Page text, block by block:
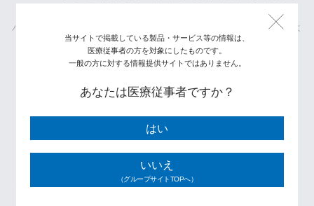
当サイトで掲載している製品・サービス等の情報は、
医療従事者の方を対象にしたものです。
一般の方に対する情報提供サイトではありません。
あなたは医療従事者ですか？
はい
いいえ
（グループサイトTOPへ）
ハイドリックポンプ式とガスシリンダー式の2種類の昇降ベースよ
りお選びいただけます。
サドル型シートは姿勢に合わせて角度調節が可能で、
ドクタースツール『LS-SDLタイプ』の製品詳細はこちら
さらに、スタンダードなガススツールもこのたびリニューアルし